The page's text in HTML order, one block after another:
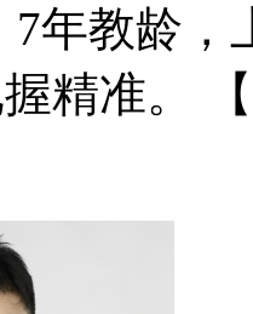
7年教龄
精准。